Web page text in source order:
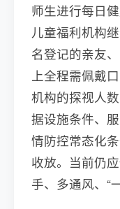
师生进行每日
儿童福利机构
名登记的亲友
上全程需佩戴
机构的探视人
据设施条件、
情防控常态化
收放。当前仍
手、多通风、“